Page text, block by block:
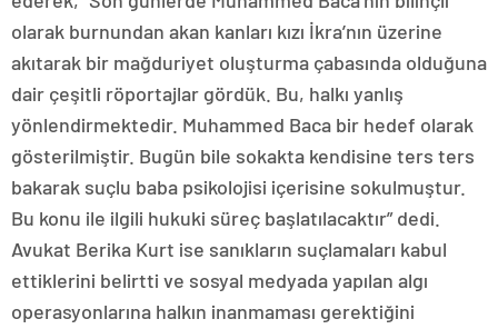
olarak burnundan akan kanları kızı İkra’nın üzerine
akıtarak bir mağduriyet oluşturma çabasında olduğuna
dair çeşitli röportajlar gördük. Bu, halkı yanlış
yönlendirmektedir. Muhammed Baca bir hedef olarak
gösterilmiştir. Bugün bile sokakta kendisine ters ters
bakarak suçlu baba psikolojisi içerisine sokulmuştur.
Bu konu ile ilgili hukuki süreç başlatılacaktır” dedi.
Avukat Berika Kurt ise sanıkların suçlamaları kabul
ettiklerini belirtti ve sosyal medyada yapılan algı
operasyonlarına halkın inanmaması gerektiğini